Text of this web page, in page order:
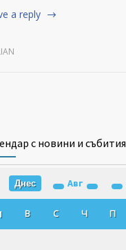
a reply
с новини и събития
Днес Авг
В С Ч П